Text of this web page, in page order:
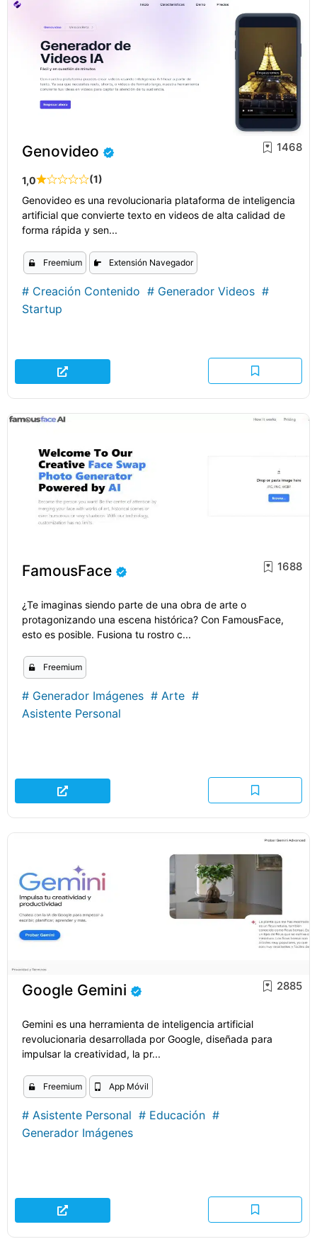
Genovideo
1,0 (1)
1468
Genovideo es una revolucionaria plataforma de inteligencia
artificial que convierte texto en videos de alta calidad de
forma rápida y sen...
Freemium Extensión Navegador
# Creación Contenido # Generador Videos #
Startup
FamousFace 1688
¿Te imaginas siendo parte de una obra de arte o
protagonizando una escena histórica? Con FamousFace,
esto es posible. Fusiona tu rostro c...
Freemium
# Generador Imágenes # Arte #
Asistente Personal
Google Gemini 2885
Gemini es una herramienta de inteligencia artificial
revolucionaria desarrollada por Google, diseñada para
impulsar la creatividad, la pr...
Freemium App Móvil
# Asistente Personal # Educación #
Generador Imágenes